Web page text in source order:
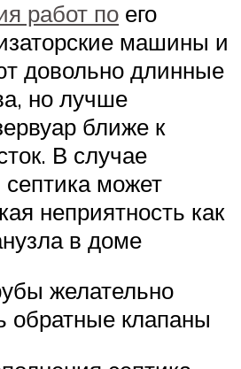
работ по его
машины и
довольно длинные
но лучше
ближе к
В случае
может
неприятность как
в доме
желательно
обратные клапаны